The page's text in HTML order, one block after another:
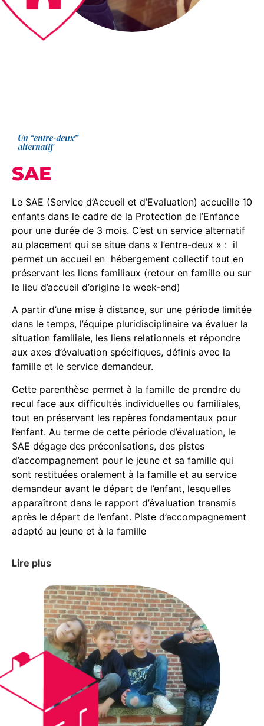
Un “entre-deux”
alternatif
SAE
Le SAE (Service d’Accueil et d’Evaluation) accueille 10
enfants dans le cadre de la Protection de l’Enfance
pour une durée de 3 mois. C’est un service alternatif
au placement qui se situe dans « l’entre-deux » : il
permet un accueil en hébergement collectif tout en
préservant les liens familiaux (retour en famille ou sur
le lieu d’accueil d’origine le week-end)
A partir d’une mise à distance, sur une période limitée
dans le temps, l’équipe pluridisciplinaire va évaluer la
situation familiale, les liens relationnels et répondre
aux axes d’évaluation spécifiques, définis avec la
famille et le service demandeur.
Cette parenthèse permet à la famille de prendre du
recul face aux difficultés individuelles ou familiales,
tout en préservant les repères fondamentaux pour
l’enfant. Au terme de cette période d’évaluation, le
SAE dégage des préconisations, des pistes
d’accompagnement pour le jeune et sa famille qui
sont restituées oralement à la famille et au service
demandeur avant le départ de l’enfant, lesquelles
apparaîtront dans le rapport d’évaluation transmis
après le départ de l’enfant. Piste d’accompagnement
adapté au jeune et à la famille
Lire plus